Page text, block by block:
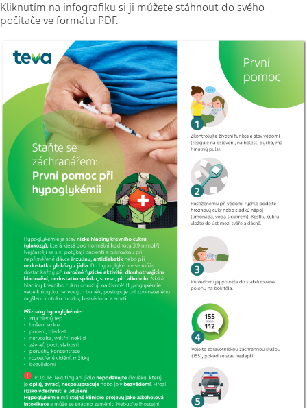
Kliknutím na infografiku si ji můžete stáhnout do svého
počítače ve formátu PDF.